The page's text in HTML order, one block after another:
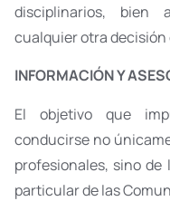
disciplinarios, bien
cualquier otra
INFORMACIÓN Y
El objetivo que
conducirse no
profesionales, sino
particular de las